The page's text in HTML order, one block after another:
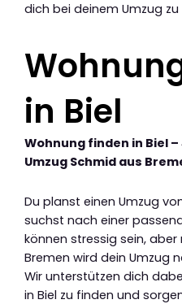
dich bei deinem Umzug
in Biel
Wohnung finden in Biel
Umzug Schmid aus
Du planst einen Umzug
suchst nach einer
können stressig sein,
Bremen wird dein Umzug
Wir unterstützen dich
in Biel zu finden und